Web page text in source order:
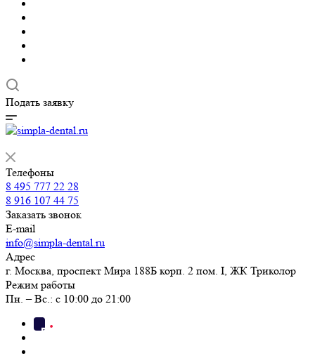
Подать заявку
Телефоны
8 495 777 22 28
8 916 107 44 75
Заказать звонок
E-mail
info@simpla-dental.ru
Адрес
г. Москва, проспект Мира 188Б корп. 2 пом. I, ЖК Триколор
Режим работы
Пн. – Вс.: с 10:00 до 21:00